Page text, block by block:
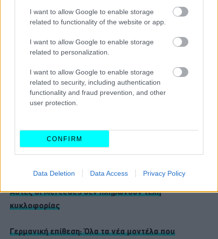
I want to allow Google to enable storage
related to functionality of the website or app.
I want to allow Google to enable storage
related to personalization.
I want to allow Google to enable storage
related to security, including authentication
functionality and fraud prevention, and other
user protection.
CONFIRM
Data Deletion Data Access Privacy Policy
Διαβάστε επίσης
Αυτές οι Mercedes δεν πληρώνουν τέλη
κυκλοφορίας
Γερμανική επίθεση: Όλα τα νέα μοντέλα που